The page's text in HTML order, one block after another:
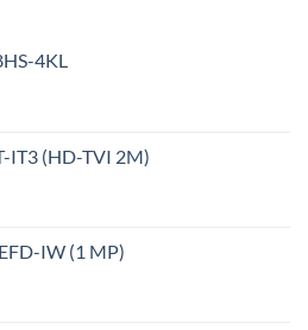
4KL
IT3 (HD-TVI 2M)
IW (1 MP)